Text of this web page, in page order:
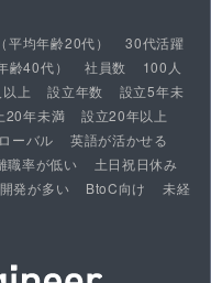
平均年齢20代）
30代活躍
齢40代） 社員数
100人
上 設立年数
設立5年未
20年未満
設立20年以上
ーバル
英語が活かせる
職率が低い
土日祝日休み
発が多い BtoC向け
未経